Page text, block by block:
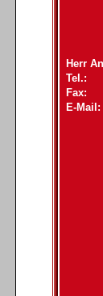
Herr
Tel.:
Fax:
E-Mail: